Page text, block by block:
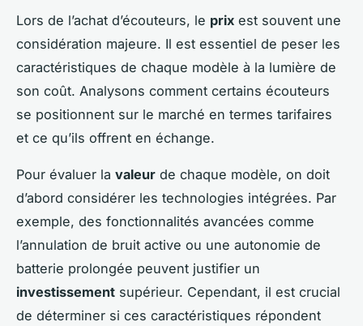
Lors de l’achat d’écouteurs, le prix est souvent une
considération majeure. Il est essentiel de peser les
caractéristiques de chaque modèle à la lumière de
son coût. Analysons comment certains écouteurs
se positionnent sur le marché en termes tarifaires
et ce qu’ils offrent en échange.
Pour évaluer la valeur de chaque modèle, on doit
d’abord considérer les technologies intégrées. Par
exemple, des fonctionnalités avancées comme
l’annulation de bruit active ou une autonomie de
batterie prolongée peuvent justifier un
investissement supérieur. Cependant, il est crucial
de déterminer si ces caractéristiques répondent